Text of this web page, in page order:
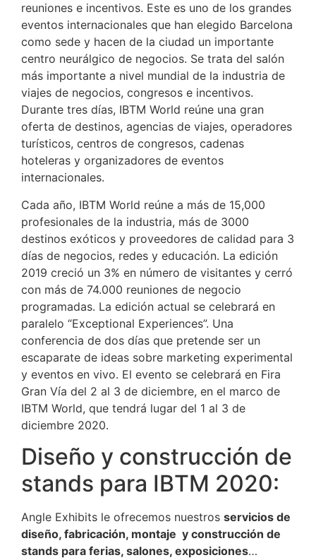
reuniones e incentivos. Este es uno de los grandes
eventos internacionales que han elegido Barcelona
como sede y hacen de la ciudad un importante
centro neurálgico de negocios. Se trata del salón
más importante a nivel mundial de la industria de
viajes de negocios, congresos e incentivos.
Durante tres días, IBTM World reúne una gran
oferta de destinos, agencias de viajes, operadores
turísticos, centros de congresos, cadenas
hoteleras y organizadores de eventos
internacionales.
Cada año, IBTM World reúne a más de 15,000
profesionales de la industria, más de 3000
destinos exóticos y proveedores de calidad para 3
días de negocios, redes y educación. La edición
2019 creció un 3% en número de visitantes y cerró
con más de 74.000 reuniones de negocio
programadas. La edición actual se celebrará en
paralelo “Exceptional Experiences”. Una
conferencia de dos días que pretende ser un
escaparate de ideas sobre marketing experimental
y eventos en vivo. El evento se celebrará en Fira
Gran Vía del 2 al 3 de diciembre, en el marco de
IBTM World, que tendrá lugar del 1 al 3 de
diciembre 2020.
Diseño y construcción de
stands para IBTM 2020:
Angle Exhibits le ofrecemos nuestros servicios de
diseño, fabricación, montaje y construcción de
stands para ferias, salones, exposiciones…